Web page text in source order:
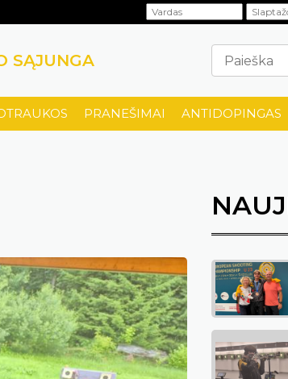
SĄJUNGA
PRANEŠIMAI ANTIDOPINGAS